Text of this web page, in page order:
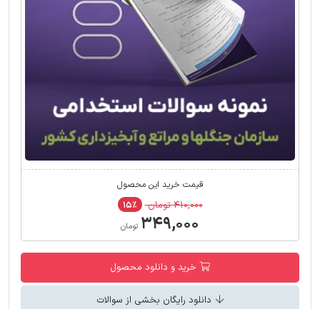
قیمت خرید این محصول
۴۱۰,۰۰۰ تومان ۱۵٪
۳۴۹,۰۰۰ تومان
خرید و دانلود محصول
دانلود رایگان بخشی از سوالات